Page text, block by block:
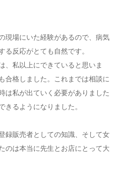
場にいた経験があるので、病気
る反応がとても自然です。
私以上にできていると思いま
合格しました。これまでは相談に
は私が出ていく必要がありました
きるようになりました。
販売者としての知識、そして女
のは本当に先生とお店にとって大